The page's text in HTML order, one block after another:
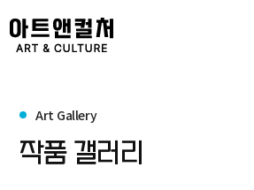
Art Gallery
작품 갤러리